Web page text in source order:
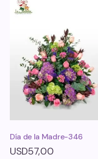
Día de la Madre-346
USD57,00